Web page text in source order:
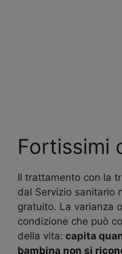
Fortissimi
Il trattamento con la
dal Servizio sanitario
gratuito. La varianza
condizione che può
della vita: capita
bambina non si